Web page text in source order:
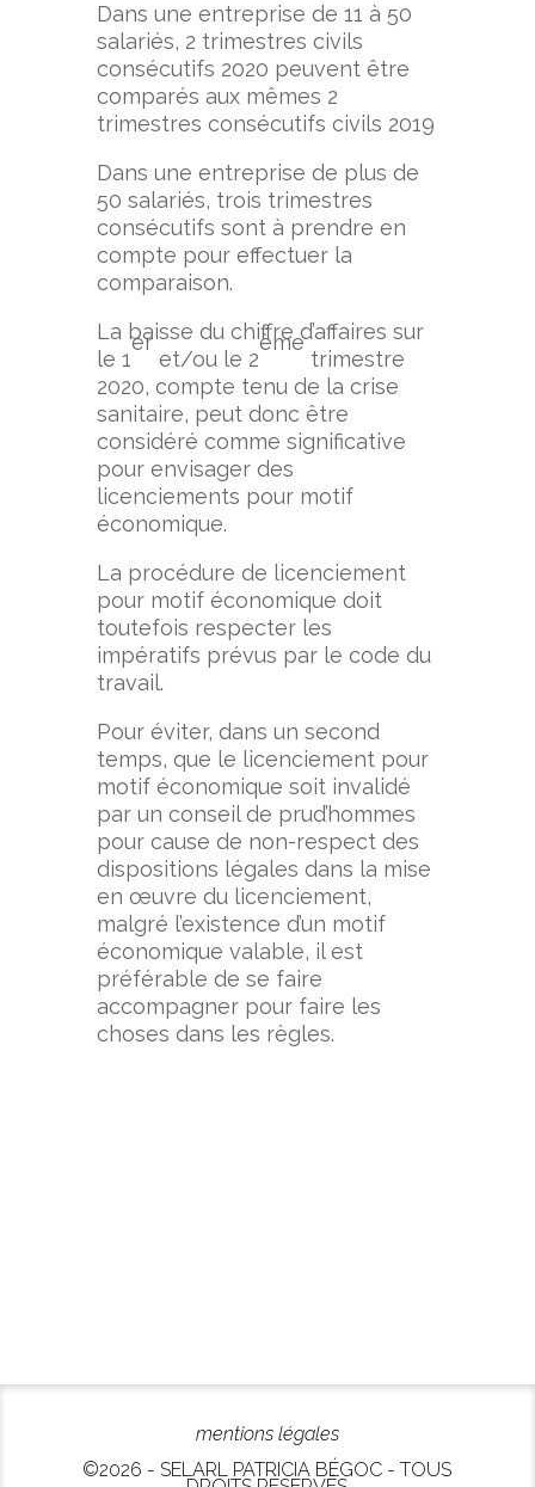
Dans une entreprise de 11 à 50
salariés, 2 trimestres civils
consécutifs 2020 peuvent être
comparés aux mêmes 2
trimestres consécutifs civils 2019
Dans une entreprise de plus de
50 salariés, trois trimestres
consécutifs sont à prendre en
compte pour effectuer la
comparaison.
La baisse du chiffre d’affaires sur
le 1
er
et/ou le 2
ème
trimestre
2020, compte tenu de la crise
sanitaire, peut donc être
considéré comme significative
pour envisager des
licenciements pour motif
économique.
La procédure de licenciement
pour motif économique doit
toutefois respecter les
impératifs prévus par le code du
travail.
Pour éviter, dans un second
temps, que le licenciement pour
motif économique soit invalidé
par un conseil de prud’hommes
pour cause de non-respect des
dispositions légales dans la mise
en œuvre du licenciement,
malgré l’existence d’un motif
économique valable, il est
préférable de se faire
accompagner pour faire les
choses dans les règles.
mentions légales
©2026 - SELARL PATRICIA BÉGOC - TOUS